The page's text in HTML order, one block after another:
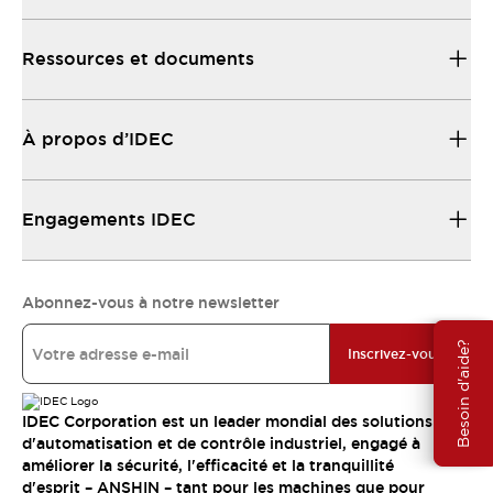
Besoin d'aide?
Ressources et documents
À propos d’IDEC
Engagements IDEC
Abonnez-vous à notre newsletter
Inscrivez-vous
IDEC Corporation est un leader mondial des solutions
d'automatisation et de contrôle industriel, engagé à
améliorer la sécurité, l'efficacité et la tranquillité
d'esprit – ANSHIN – tant pour les machines que pour